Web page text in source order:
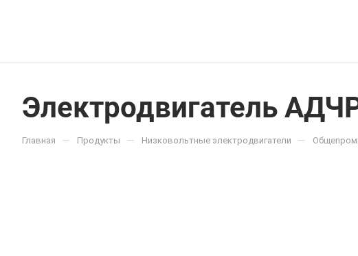
Электродвигатель
Главная — Продукты — Низковольтные электродвигатели —